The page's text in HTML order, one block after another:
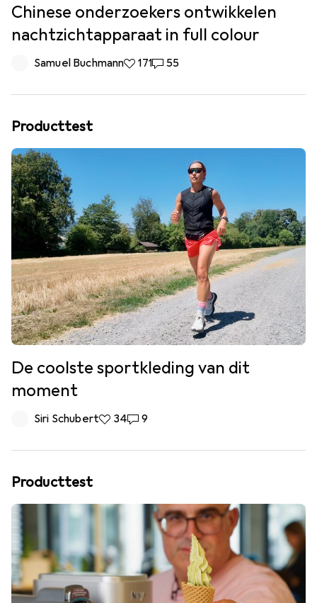
Chinese onderzoekers ontwikkelen
nachtzichtapparaat in full colour
Samuel Buchmann171 Likes
17155 Reacties
55
Producttest
De coolste sportkleding van dit
moment
Siri Schubert34 Likes
349 Reacties
9
Producttest